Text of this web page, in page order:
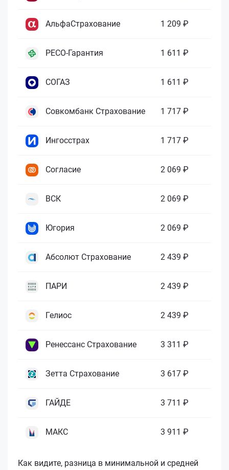
АльфаСтрахование 1 209 ₽
РЕСО-Гарантия 1 611 ₽
СОГАЗ 1 611 ₽
Совкомбанк Страхование 1 717 ₽
Ингосстрах 1 717 ₽
Согласие 2 069 ₽
ВСК 2 069 ₽
Югория 2 069 ₽
Абсолют Страхование 2 439 ₽
ПАРИ 2 439 ₽
Гелиос 2 439 ₽
Ренессанс Страхование 3 311 ₽
Зетта Страхование 3 617 ₽
ГАЙДЕ 3 711 ₽
МАКС 3 911 ₽
Как видите, разница в минимальной и средней